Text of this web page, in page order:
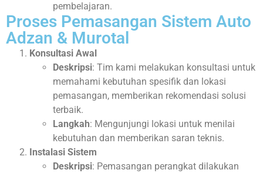
pembelajaran.
Proses Pemasangan Sistem Auto
Adzan & Murotal
Konsultasi Awal
Deskripsi: Tim kami melakukan konsultasi untuk
memahami kebutuhan spesifik dan lokasi
pemasangan, memberikan rekomendasi solusi
terbaik.
Langkah: Mengunjungi lokasi untuk menilai
kebutuhan dan memberikan saran teknis.
Instalasi Sistem
Deskripsi: Pemasangan perangkat dilakukan